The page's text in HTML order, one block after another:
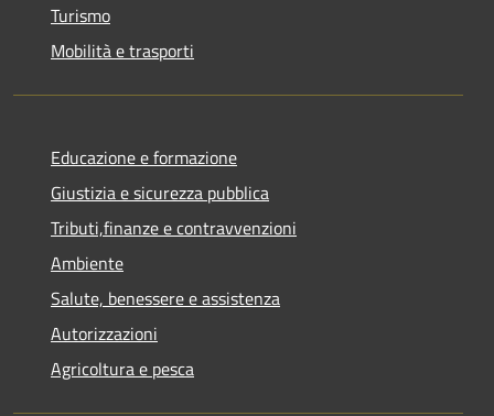
Turismo
Mobilità e trasporti
Educazione e formazione
Giustizia e sicurezza pubblica
Tributi,finanze e contravvenzioni
Ambiente
Salute, benessere e assistenza
Autorizzazioni
Agricoltura e pesca